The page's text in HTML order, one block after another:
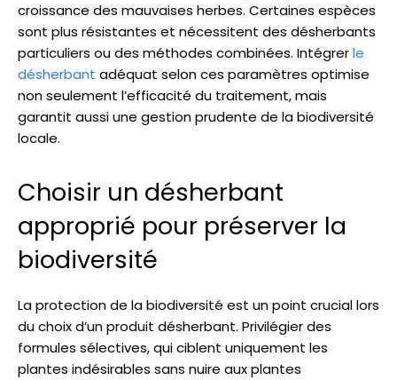
croissance des mauvaises herbes. Certaines espèces
sont plus résistantes et nécessitent des désherbants
particuliers ou des méthodes combinées. Intégrerle
désherbant adéquat selon ces paramètres optimise
non seulement l’efficacité du traitement, mais
garantit aussi une gestion prudente de la biodiversité
locale.
Choisir un désherbant
approprié pour préserver la
biodiversité
La protection de la biodiversité est un point crucial lors
du choix d’un produit désherbant. Privilégier des
formules sélectives, qui ciblent uniquement les
plantes indésirables sans nuire aux plantes